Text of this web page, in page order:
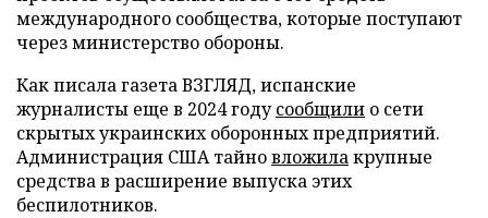
международного сообщества, которые поступают
через министерство обороны.
Как писала газета ВЗГЛЯД, испанские
журналисты еще в 2024 годусообщили о сети
скрытых украинских оборонных предприятий.
Администрация США тайновложилакрупные
средства в расширение выпуска этих
беспилотников.